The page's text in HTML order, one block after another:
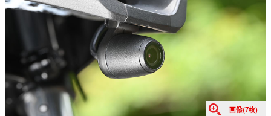
画像(7枚)